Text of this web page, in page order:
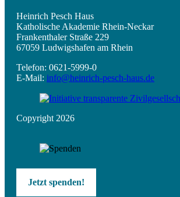
Heinrich Pesch Haus
Katholische Akademie Rhein-Neckar
Frankenthaler Straße 229
67059 Ludwigshafen am Rhein
Telefon: 0621-5999-0
E-Mail: info@heinrich-pesch-haus.de
Copyright 2026
Jetzt spenden!